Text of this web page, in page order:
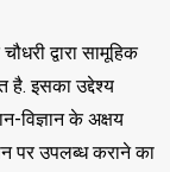
द्वारा सामूहिक
है. इसका उद्देश्य
विज्ञान के अक्षय
पर उपलब्ध कराने का